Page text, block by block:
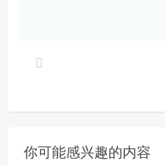
你可能感兴趣的内容